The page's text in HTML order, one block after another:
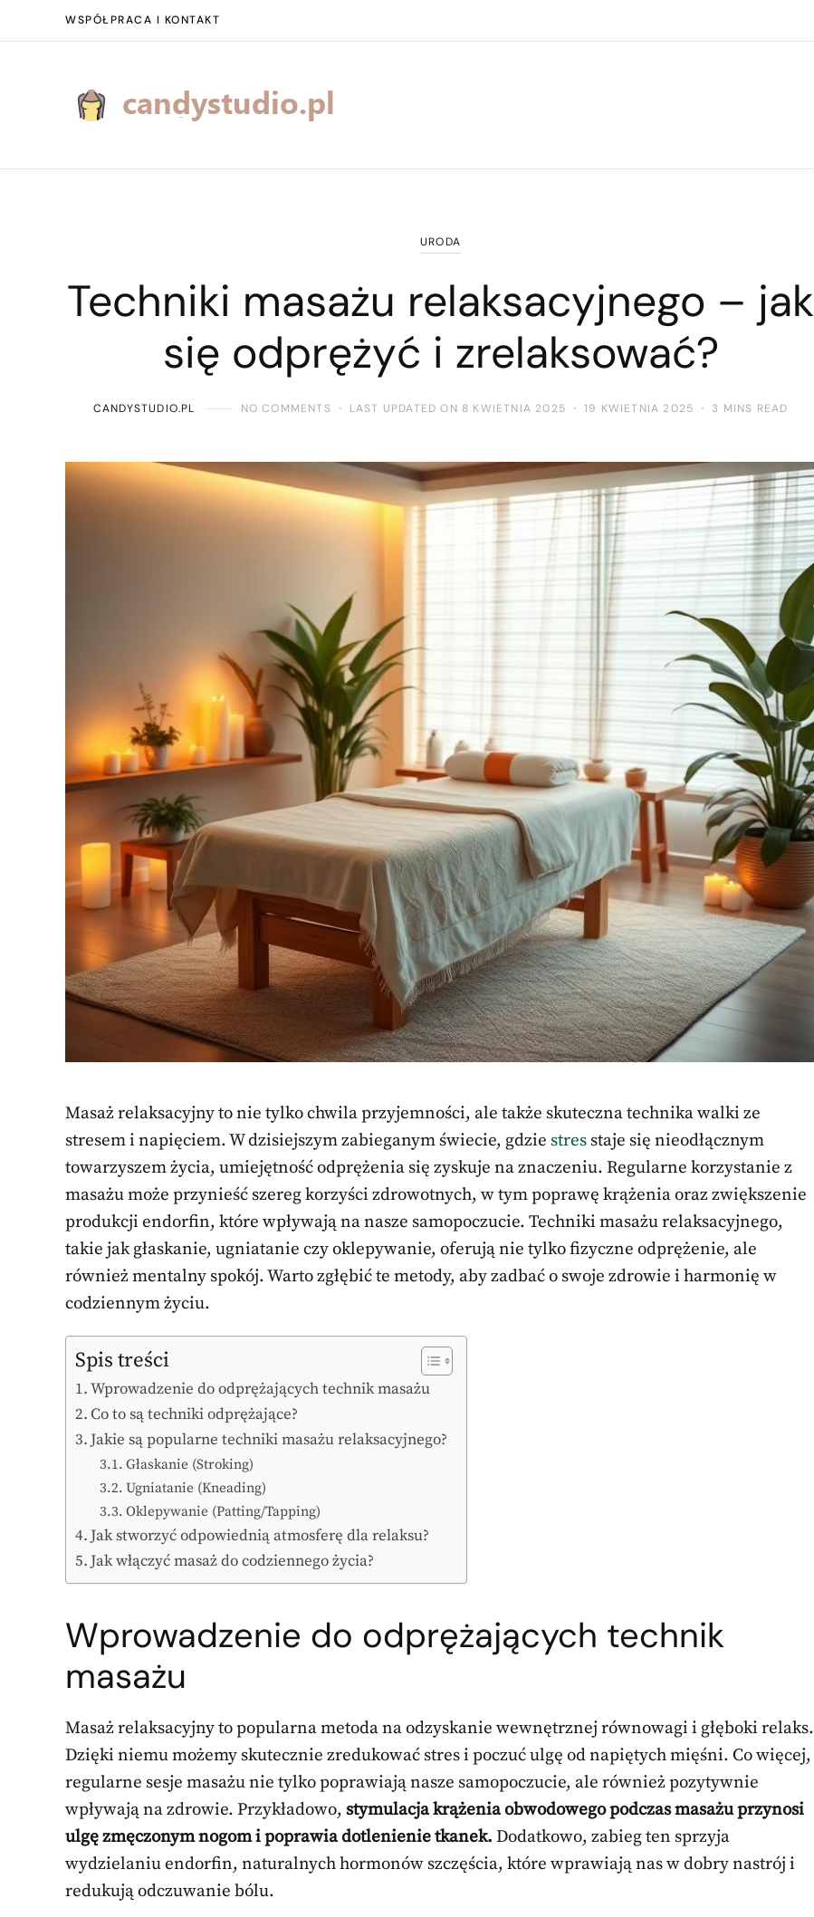
WSPÓŁPRACA I KONTAKT
URODA
Techniki masażu relaksacyjnego – jak
się odprężyć i zrelaksować?
CANDYSTUDIO.PL NO COMMENTS LAST UPDATED ON 8 KWIETNIA 2025 19 KWIETNIA 2025 3 MINS READ
Masaż relaksacyjny to nie tylko chwila przyjemności, ale także skuteczna technika walki ze
stresem i napięciem. W dzisiejszym zabieganym świecie, gdzie stres staje się nieodłącznym
towarzyszem życia, umiejętność odprężenia się zyskuje na znaczeniu. Regularne korzystanie z
masażu może przynieść szereg korzyści zdrowotnych, w tym poprawę krążenia oraz zwiększenie
produkcji endorfin, które wpływają na nasze samopoczucie. Techniki masażu relaksacyjnego,
takie jak głaskanie, ugniatanie czy oklepywanie, oferują nie tylko fizyczne odprężenie, ale
również mentalny spokój. Warto zgłębić te metody, aby zadbać o swoje zdrowie i harmonię w
codziennym życiu.
Spis treści
Wprowadzenie do odprężających technik masażu
Co to są techniki odprężające?
Jakie są popularne techniki masażu relaksacyjnego?
Głaskanie (Stroking)
Ugniatanie (Kneading)
Oklepywanie (Patting/Tapping)
Jak stworzyć odpowiednią atmosferę dla relaksu?
Jak włączyć masaż do codziennego życia?
Wprowadzenie do odprężających technik
masażu
Masaż relaksacyjny to popularna metoda na odzyskanie wewnętrznej równowagi i głęboki relaks.
Dzięki niemu możemy skutecznie zredukować stres i poczuć ulgę od napiętych mięśni. Co więcej,
regularne sesje masażu nie tylko poprawiają nasze samopoczucie, ale również pozytywnie
wpływają na zdrowie. Przykładowo, stymulacja krążenia obwodowego podczas masażu przynosi
ulgę zmęczonym nogom i poprawia dotlenienie tkanek. Dodatkowo, zabieg ten sprzyja
wydzielaniu endorfin, naturalnych hormonów szczęścia, które wprawiają nas w dobry nastrój i
redukują odczuwanie bólu.